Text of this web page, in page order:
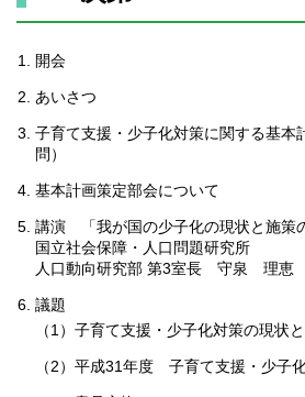
開会
あいさつ
子育て支援・少子化対策に関する基本
問）
基本計画策定部会について
講演 「我が国の少子化の現状と施策
国立社会保障・人口問題研究所
人口動向研究部 第3室長 守泉 理恵
議題
（1）子育て支援・少子化対策の現状
（2）平成31年度 子育て支援・少子